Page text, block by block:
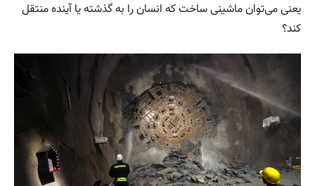
یعنی می‌توان ماشینی ساخت که انسان را به گذشته یا آینده منتقل
کند؟